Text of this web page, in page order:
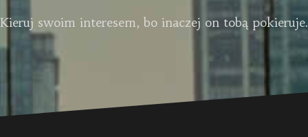
Kieruj swoim interesem, bo inaczej on tobą pokieruje.